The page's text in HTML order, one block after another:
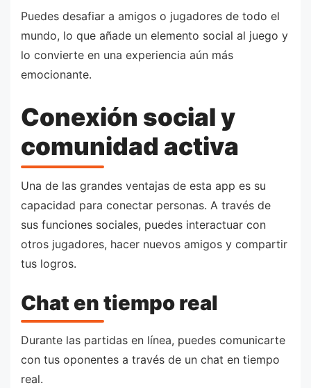
Puedes desafiar a amigos o jugadores de todo el
mundo, lo que añade un elemento social al juego y
lo convierte en una experiencia aún más
emocionante.
Conexión social y
comunidad activa
Una de las grandes ventajas de esta app es su
capacidad para conectar personas. A través de
sus funciones sociales, puedes interactuar con
otros jugadores, hacer nuevos amigos y compartir
tus logros.
Chat en tiempo real
Durante las partidas en línea, puedes comunicarte
con tus oponentes a través de un chat en tiempo
real.